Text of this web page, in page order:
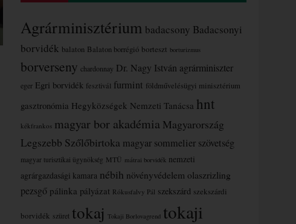
Agrárminisztérium badacsony Badacsonyi
borvidék balaton Balaton borrégió borteszt borturizmus
borverseny chardonnay Dr. Nagy István agrárminiszter
eger Egri borvidék fesztivál furmint földművelésügyi minisztérium
gasztronómia Hegyközségek Nemzeti Tanácsa hnt
kékfrankos magyar bor akadémia Magyarország
Legszebb Szőlőbirtoka magyar sommelier szövetség
magyar turisztikai ügynökség MTÜ mátrai borvidék nemzeti
agrárgazdasági kamara nébih növényvédelem olaszrizling
pezsgő pálinka pályázat Rókusfalvy Pál szekszárd szekszárdi
borvidék szüret tokaj Tokaji Borlovagrend tokaji